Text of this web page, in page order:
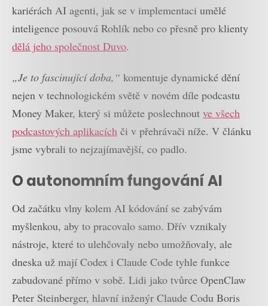
kariérách AI agenti, jak se v implementaci umělé
inteligence posouvá Rohlík nebo co přesně pro klienty
dělá jeho společnost Duvo.
„Je to fascinující doba,“ komentuje dynamické dění
nejen v technologickém světě v novém díle podcastu
Money Maker, který si můžete poslechnout ve všech
podcastových aplikacích či v přehrávači níže. V článku
jsme vybrali to nejzajímavější, co padlo.
O autonomním fungování AI
Od začátku vlny kolem AI kódování se zabývám
myšlenkou, aby to pracovalo samo. Dřív vznikaly
nástroje, které to ulehčovaly nebo umožňovaly, ale
dneska už mají Codex i Claude Code tyhle funkce
zabudované přímo v sobě. Lidi jako tvůrce OpenClaw
Peter Steinberger, hlavní inženýr Claude Codu Boris